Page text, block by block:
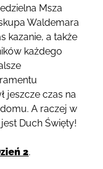
Msza
Waldemara
kazanie, a także
każdego
jeszcze czas na
A raczej w
Duch Święty!
2.